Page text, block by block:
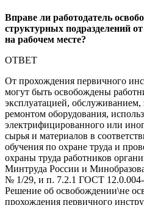
Вправе ли работодатель
структурных подразделений
на рабочем месте?
ОТВЕТ
От прохождения первичного
могут быть освобождены
эксплуатацией,
ремонтом оборудования,
электрифицированного или
сырья и материалов в
обучения по охране труда и
охраны труда работников
Минтруда России и
№ 1/29, и п. 7.2.1 ГОСТ 12.0.004-
Решение об освобождении\не
прохождения первичного